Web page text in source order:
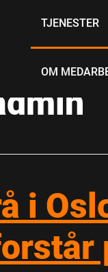
TJENESTER
OM
i